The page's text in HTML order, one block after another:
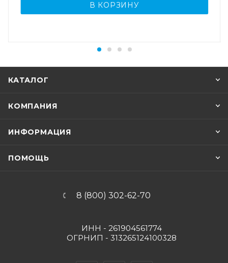
В КОРЗИНУ
КАТАЛОГ
КОМПАНИЯ
ИНФОРМАЦИЯ
ПОМОЩЬ
8 (800) 302-62-70
ИНН - 261904561774
ОГРНИП - 313265124100328